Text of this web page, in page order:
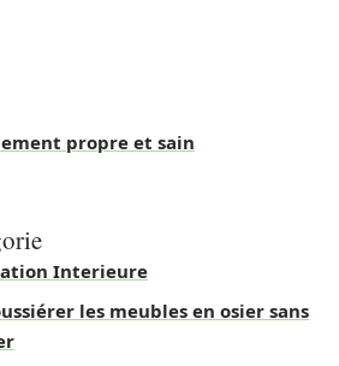
propre et sain
Interieure
les meubles en osier sans